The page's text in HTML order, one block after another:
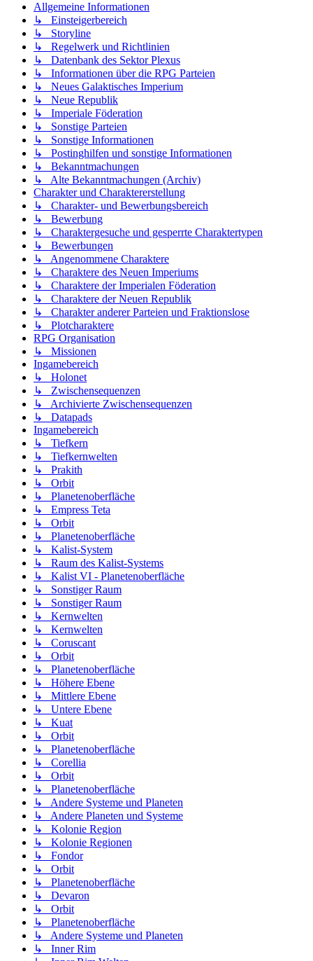
Allgemeine Informationen
↳ Einsteigerbereich
↳ Storyline
↳ Regelwerk und Richtlinien
↳ Datenbank des Sektor Plexus
↳ Informationen über die RPG Parteien
↳ Neues Galaktisches Imperium
↳ Neue Republik
↳ Imperiale Föderation
↳ Sonstige Parteien
↳ Sonstige Informationen
↳ Postinghilfen und sonstige Informationen
↳ Bekanntmachungen
↳ Alte Bekanntmachungen (Archiv)
Charakter und Charaktererstellung
↳ Charakter- und Bewerbungsbereich
↳ Bewerbung
↳ Charaktergesuche und gesperrte Charaktertypen
↳ Bewerbungen
↳ Angenommene Charaktere
↳ Charaktere des Neuen Imperiums
↳ Charaktere der Imperialen Föderation
↳ Charaktere der Neuen Republik
↳ Charakter anderer Parteien und Fraktionslose
↳ Plotcharaktere
RPG Organisation
↳ Missionen
Ingamebereich
↳ Holonet
↳ Zwischensequenzen
↳ Archivierte Zwischensequenzen
↳ Datapads
Ingamebereich
↳ Tiefkern
↳ Tiefkernwelten
↳ Prakith
↳ Orbit
↳ Planetenoberfläche
↳ Empress Teta
↳ Orbit
↳ Planetenoberfläche
↳ Kalist-System
↳ Raum des Kalist-Systems
↳ Kalist VI - Planetenoberfläche
↳ Sonstiger Raum
↳ Sonstiger Raum
↳ Kernwelten
↳ Kernwelten
↳ Coruscant
↳ Orbit
↳ Planetenoberfläche
↳ Höhere Ebene
↳ Mittlere Ebene
↳ Untere Ebene
↳ Kuat
↳ Orbit
↳ Planetenoberfläche
↳ Corellia
↳ Orbit
↳ Planetenoberfläche
↳ Andere Systeme und Planeten
↳ Andere Planeten und Systeme
↳ Kolonie Region
↳ Kolonie Regionen
↳ Fondor
↳ Orbit
↳ Planetenoberfläche
↳ Devaron
↳ Orbit
↳ Planetenoberfläche
↳ Andere Systeme und Planeten
↳ Inner Rim